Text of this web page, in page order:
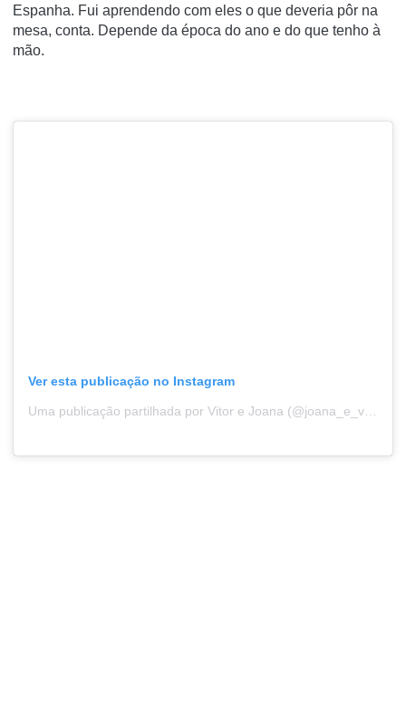
Espanha. Fui aprendendo com eles o que deveria pôr na
mesa, conta. Depende da época do ano e do que tenho à
mão.
Ver esta publicação no Instagram